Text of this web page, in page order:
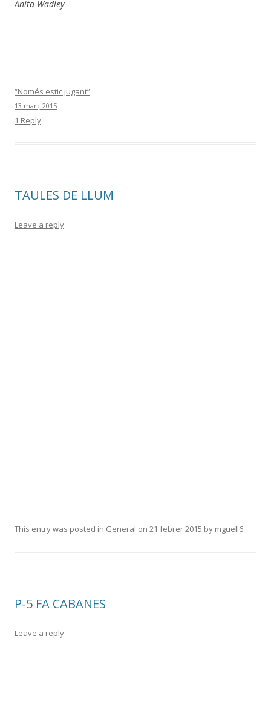
Anita Wadley
“Només estic jugant”
13 març 2015
1 Reply
TAULES DE LLUM
Leave a reply
This entry was posted in General on 21 febrer 2015 by mguell6.
P-5 FA CABANES
Leave a reply